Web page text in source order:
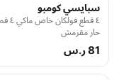
سبايسي كومبو
حار مقرمش
81 ر.س